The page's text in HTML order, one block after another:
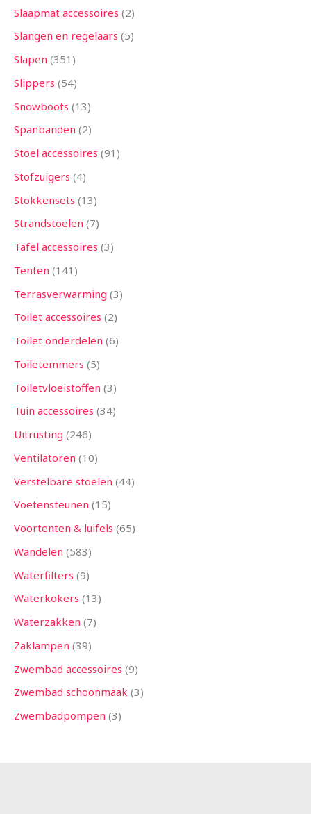
Slaapmat accessoires 2
Slangen en regelaars 5
Slapen 351
Slippers 54
Snowboots 13
Spanbanden 2
Stoel accessoires 91
Stofzuigers 4
Stokkensets 13
Strandstoelen 7
Tafel accessoires 3
Tenten 141
Terrasverwarming 3
Toilet accessoires 2
Toilet onderdelen 6
Toiletemmers 5
Toiletvloeistoffen 3
Tuin accessoires 34
Uitrusting 246
Ventilatoren 10
Verstelbare stoelen 44
Voetensteunen 15
Voortenten & luifels 65
Wandelen 583
Waterfilters 9
Waterkokers 13
Waterzakken 7
Zaklampen 39
Zwembad accessoires 9
Zwembad schoonmaak 3
Zwembadpompen 3